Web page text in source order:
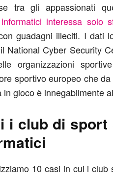
tra gli appassionati
interessa solo
guadagni illeciti. I dati
National Cyber Security
organizzazioni
sportivo europeo che
gioco è innegabilmente
i club di
10 casi in cui i